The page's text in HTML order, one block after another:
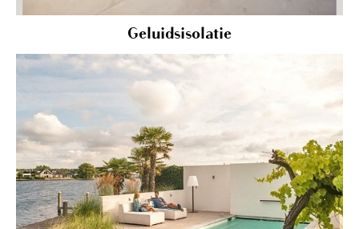
Geluidsisolatie